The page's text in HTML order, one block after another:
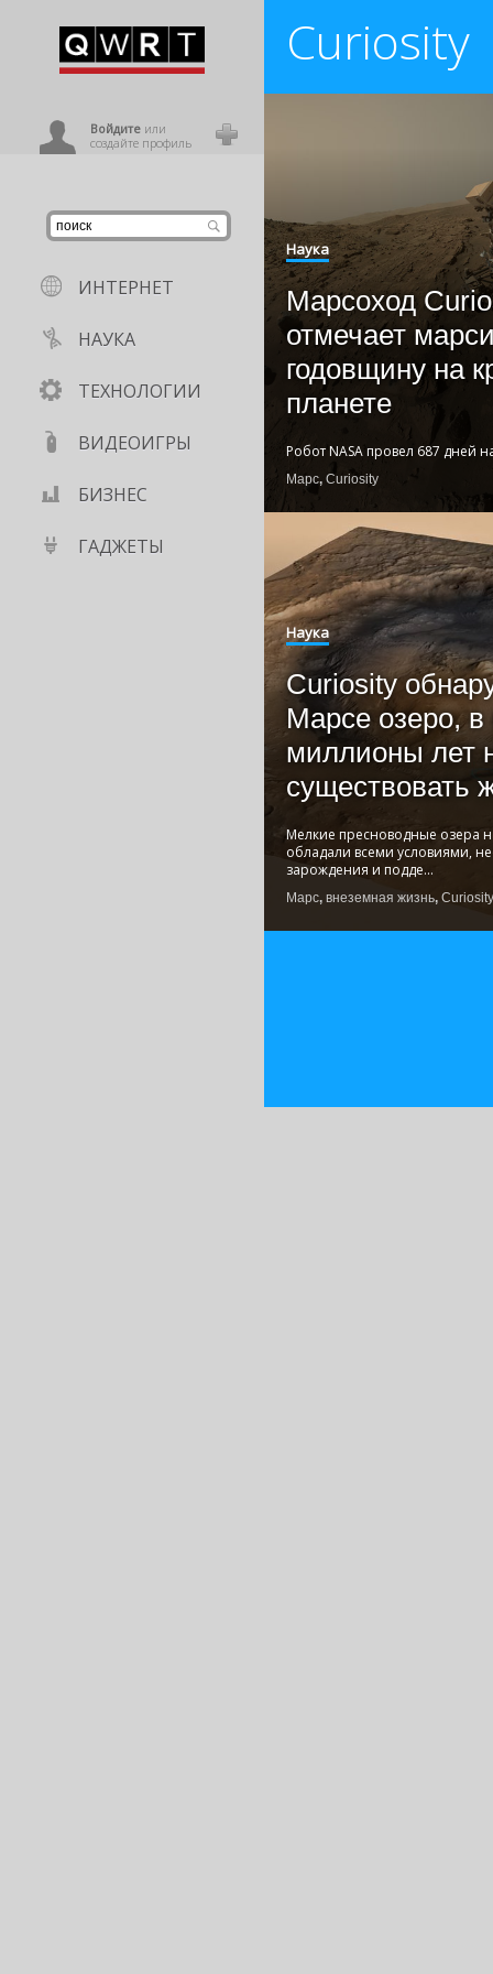
Войдитеили
создайте профиль
ИНТЕРНЕТ
НАУКА
ТЕХНОЛОГИИ
ВИДЕОИГРЫ
БИЗНЕС
ГАДЖЕТЫ
Curiosity
Наука
Марсоход
отмечает
годовщину на
планете
Робот NASA провел 687 дней
Марс, Curiosity
Наука
Curiosity
Марсе озеро, в
миллионы лет
существовать
Мелкие пресноводные озера
обладали всеми условиями,
зарождения и подде...
Марс, внеземная жизнь, Curiosity